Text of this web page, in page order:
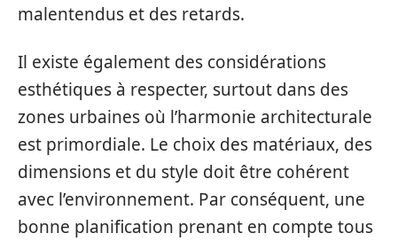
malentendus et des retards.
Il existe également des considérations
esthétiques à respecter, surtout dans des
zones urbaines où l’harmonie architecturale
est primordiale. Le choix des matériaux, des
dimensions et du style doit être cohérent
avec l’environnement. Par conséquent, une
bonne planification prenant en compte tous